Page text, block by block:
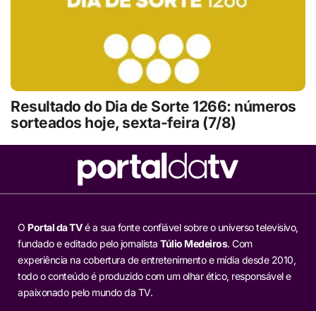
Resultado do Dia de Sorte 1266: números
sorteados hoje, sexta-feira (7/8)
O Portal da TVé a sua fonte confiável sobre o universo televisivo,
fundado e editado pelo jornalista Túlio Medeiros. Com
experiência na cobertura de entretenimento e mídia desde 2010,
todo o conteúdo é produzido com um olhar ético, responsável e
apaixonado pelo mundo da TV.